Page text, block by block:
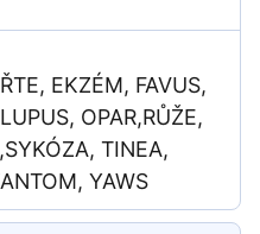
EKZÉM, FAVUS,
OPAR,RŮŽE,
TINEA,
YAWS